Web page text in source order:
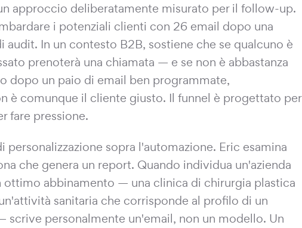
approccio deliberatamente misurato per il follow-up.
i potenziali clienti con 26 email dopo una
audit. In un contesto B2B, sostiene che se qualcuno è
prenoterà una chiamata — e se non è abbastanza
dopo un paio di email ben programmate,
è comunque il cliente giusto. Il funnel è progettato per
fare pressione.
personalizzazione sopra l'automazione. Eric esamina
che genera un report. Quando individua un'azienda
ottimo abbinamento — una clinica di chirurgia plastica
sanitaria che corrisponde al profilo di un
scrive personalmente un'email, non un modello. Un